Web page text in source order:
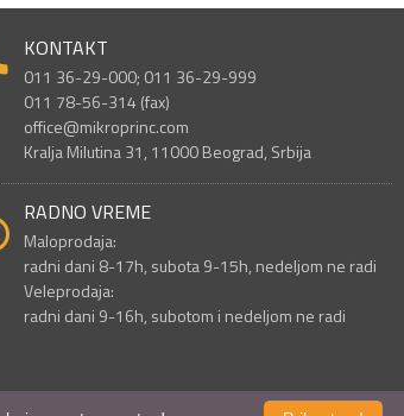
KONTAKT
011 36-29-000; 011 36-29-999
011 78-56-314 (fax)
office@mikroprinc.com
Kralja Milutina 31, 11000 Beograd, Srbija
RADNO VREME
Maloprodaja:
radni dani 8-17h, subota 9-15h, nedeljom ne radi
Veleprodaja:
radni dani 9-16h, subotom i nedeljom ne radi